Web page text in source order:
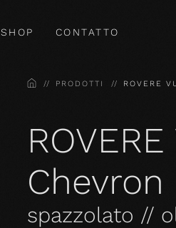
SHOP CONTATTO
HOMEPRODOTTI ROVERE
Chevron
spazzolato //